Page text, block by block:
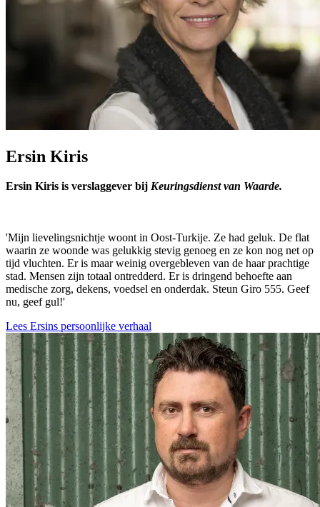
Ersin Kiris
Ersin Kiris is verslaggever bij Keuringsdienst van Waarde.
'Mijn lievelingsnichtje woont in Oost-Turkije. Ze had geluk. De flat
waarin ze woonde was gelukkig stevig genoeg en ze kon nog net op
tijd vluchten. Er is maar weinig overgebleven van de haar prachtige
stad. Mensen zijn totaal ontredderd. Er is dringend behoefte aan
medische zorg, dekens, voedsel en onderdak. Steun Giro 555. Geef
nu, geef gul!'
Lees Ersins persoonlijke verhaal